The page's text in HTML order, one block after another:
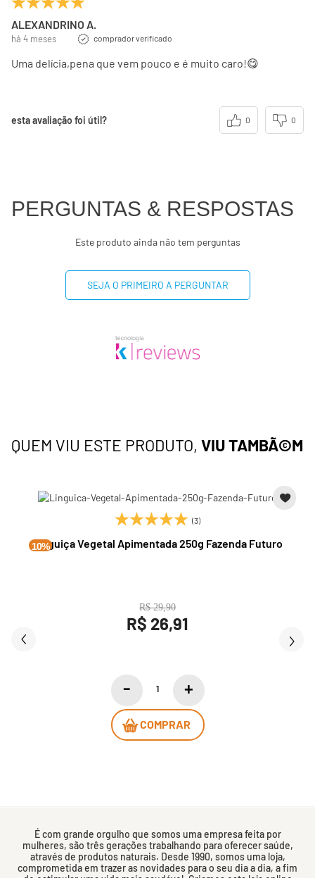
ALEXANDRINO A.
há 4 meses comprador verificado
Uma delícia,pena que vem pouco e é muito caro!😋
esta avaliação foi útil? 0 0
PERGUNTAS & RESPOSTAS
Este produto ainda não tem perguntas
SEJA O PRIMEIRO A PERGUNTAR
QUEM VIU ESTE PRODUTO, VIU TAMBÃ©M
10%
(3)
Linguiça Vegetal Apimentada 250g Fazenda Futuro
R$ 29,90
R$ 26,91
COMPRAR
É com grande orgulho que somos uma empresa feita por
mulheres, são três gerações trabalhando para oferecer saúde,
através de produtos naturais. Desde 1990, somos uma loja,
comprometida em trazer as novidades para o seu dia a dia, a fim